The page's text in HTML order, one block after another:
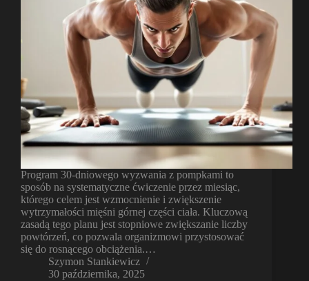
Program 30-dniowego wyzwania z pompkami to
sposób na systematyczne ćwiczenie przez miesiąc,
którego celem jest wzmocnienie i zwiększenie
wytrzymałości mięśni górnej części ciała. Kluczową
zasadą tego planu jest stopniowe zwiększanie liczby
powtórzeń, co pozwala organizmowi przystosować
się do rosnącego obciążenia.…
Szymon Stankiewicz
30 października, 2025